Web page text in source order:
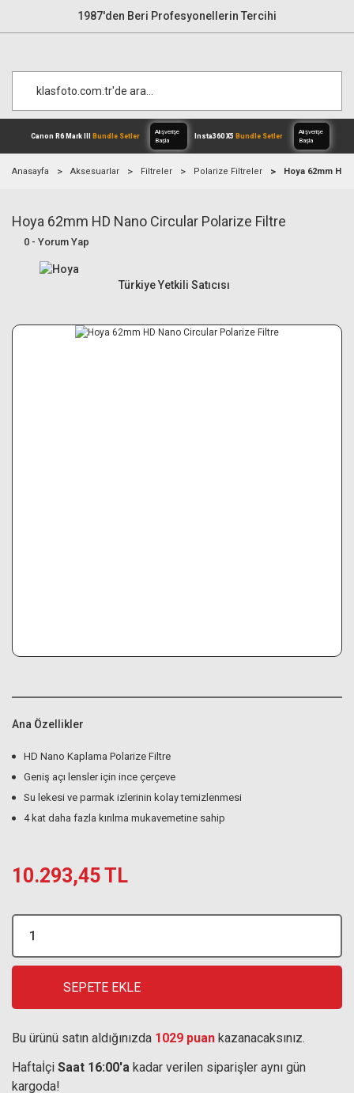
1987'den Beri Profesyonellerin Tercihi
Canon R6 Mark IIIBundle Setler
Alışverişe
Anasayfa Aksesuarlar Filtreler Polarize Filtreler Hoya 62mm HD
Hoya 62mm HD Nano Circular Polarize Filtre
0 - Yorum Yap
Türkiye Yetkili Satıcısı
Ana Özellikler
HD Nano Kaplama Polarize Filtre
Geniş açı lensler için ince çerçeve
Su lekesi ve parmak izlerinin kolay temizlenmesi
4 kat daha fazla kırılma mukavemetine sahip
10.293,45 TL
SEPETE EKLE
Bu ürünü satın aldığınızda 1029 puan kazanacaksınız.
Haftaİçi Saat 16:00'a kadar verilen siparişler aynı gün
kargoda!